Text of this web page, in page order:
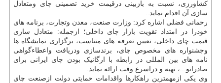
کشاورزی، نسبت به بازبینی درقیمت خرید تضمینی چای ومتعادل
سازی آن اقدام نماید..
رحمانی فضلی اشاره کرد: وزارت صنعت، معدن وتجارت، برنامه های
خودرا در امتداد تقویت بازار چای داخلی؛ ازجمله: متعادل سازی
قیمت چای داخلی، تعیین تعرفه های متناسب، برگزاری نمایشگاه ها
وجشنواره های مخصوص چای، برندسازی ودریافت واعطاءگواهی
نامه های بین المللی در رابطه با ارگانیک بودن چای ایرانی برای
صادراتو...، تهیه و دراسرع وقت ارائه نماید.
وی یکی ازمهمترین راهکارها واقدامات حمایتی دولت ازصنعت چای